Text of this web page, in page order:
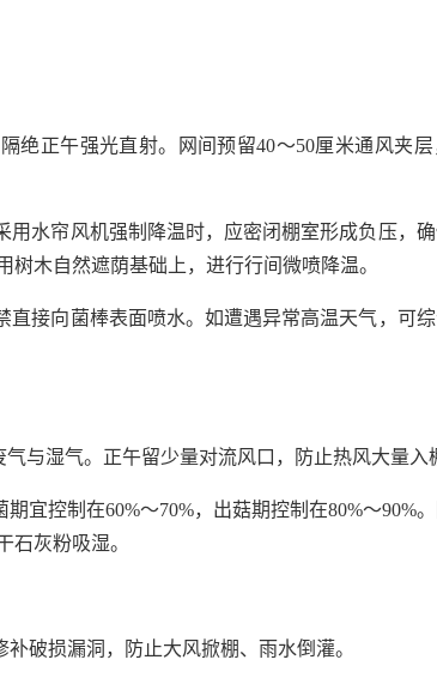
绝正午强光直射。网间预留40～50厘米通风夹
水帘风机强制降温时，应密闭棚室形成负压，确
木自然遮荫基础上，进行行间微喷降温。
接向菌棒表面喷水。如遭遇异常高温天气，可
与湿气。正午留少量对流风口，防止热风大量入
宜控制在60%～70%，出菇期控制在80%～90%
灰粉吸湿。
破损漏洞，防止大风掀棚、雨水倒灌。